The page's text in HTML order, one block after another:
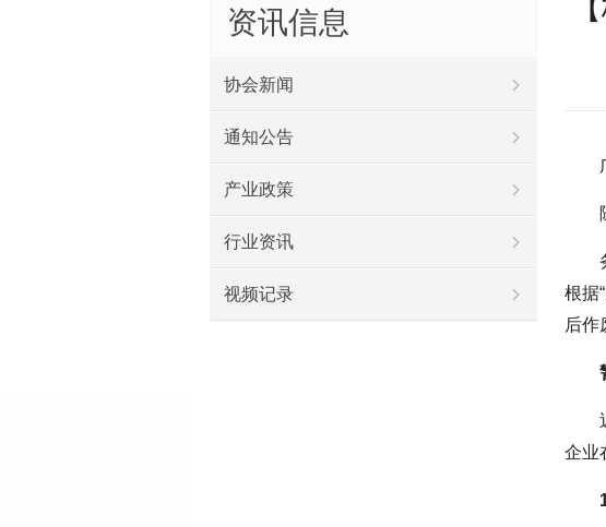
根据
后作
企业
资讯信息
协会新闻
通知公告
产业政策
行业资讯
视频记录